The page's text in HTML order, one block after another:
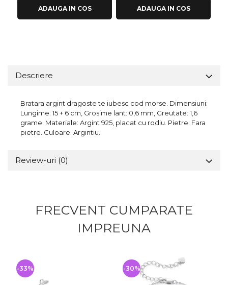
ADAUGA IN COS ADAUGA IN COS
Descriere
Bratara argint dragoste te iubesc cod morse. Dimensiuni:
Lungime: 15 + 6 cm, Grosime lant: 0,6 mm, Greutate: 1,6
grame. Materiale: Argint 925, placat cu rodiu. Pietre: Fara
pietre. Culoare: Argintiu.
Review-uri (0)
FRECVENT CUMPARATE
IMPREUNA
-33% -30%